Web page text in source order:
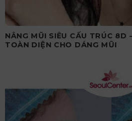
NÂNG MŨI SIÊU CẤU TRÚC 8D
TOÀN DIỆN CHO DÁNG MŨI